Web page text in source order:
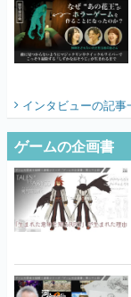
インタビューの記事
ゲームの企画書